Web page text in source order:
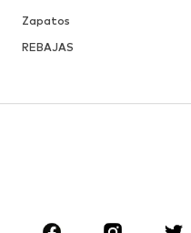
Zapatos
REBAJAS